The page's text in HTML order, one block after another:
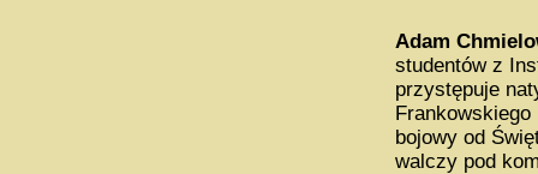
Adam
studentów z
przystępuje
Frankowskiego
bojowy od
walczy pod